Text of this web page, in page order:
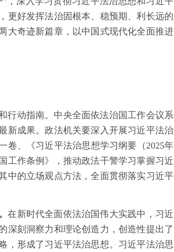
更好发挥法治固根本、稳预期、利长远的
大奇迹新篇章，以中国式现代化全面推进
行动指南。中央全面依法治国工作会议系
新成果。政法机关要深入开展习近平法治
卷、《习近平法治思想学习纲要（2025年
工作条例》，推动政法干警学习掌握习近
中的立场观点方法，全面贯彻落实习近平
在新时代全面依法治国伟大实践中，习近
深刻洞察力和理论创造力，创造性提出了
，形成了习近平法治思想。习近平法治思